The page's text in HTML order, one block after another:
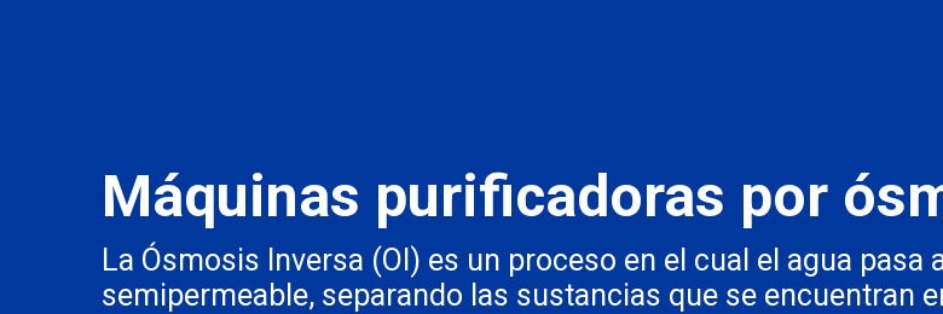
Máquinas purificadoras por
La Ósmosis Inversa (OI) es un proceso en el cual el agua
semipermeable, separando las sustancias que se encuentran